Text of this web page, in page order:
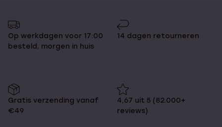
Op werkdagen voor 17:00
besteld, morgen in huis
14 dagen retourneren
Gratis verzending vanaf
€49
4,67 uit 5 (82.000+
reviews)